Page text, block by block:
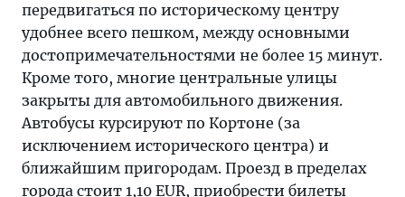
передвигаться по историческому центру
удобнее всего пешком, между основными
достопримечательностями не более 15 минут.
Кроме того, многие центральные улицы
закрыты для автомобильного движения.
Автобусы курсируют по Кортоне (за
исключением исторического центра) и
ближайшим пригородам. Проезд в пределах
города стоит 1,10 EUR, приобрести билеты